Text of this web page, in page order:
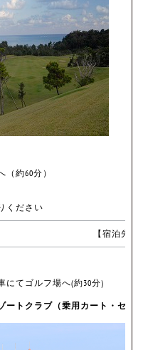
約60分）
ください
【宿泊先
にてゴルフ場へ(約30分)
トクラブ（乗用カート・セル